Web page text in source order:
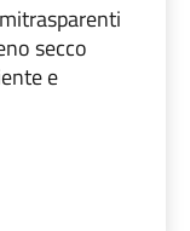
secco
e